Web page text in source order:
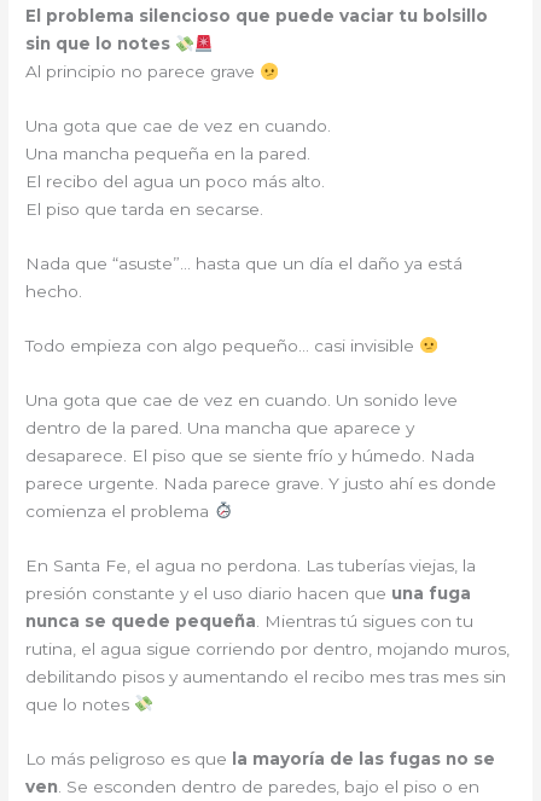
El problema silencioso que puede vaciar tu bolsillo
sin que lo notes
Al principio no parece grave
Una gota que cae de vez en cuando.
Una mancha pequeña en la pared.
El recibo del agua un poco más alto.
El piso que tarda en secarse.
Nada que “asuste”… hasta que un día el daño ya está
hecho.
Todo empieza con algo pequeño… casi invisible
Una gota que cae de vez en cuando. Un sonido leve
dentro de la pared. Una mancha que aparece y
desaparece. El piso que se siente frío y húmedo. Nada
parece urgente. Nada parece grave. Y justo ahí es donde
comienza el problema
En Santa Fe, el agua no perdona. Las tuberías viejas, la
presión constante y el uso diario hacen que una fuga
nunca se quede pequeña . Mientras tú sigues con tu
rutina, el agua sigue corriendo por dentro, mojando muros,
debilitando pisos y aumentando el recibo mes tras mes sin
que lo notes
Lo más peligroso es que la mayoría de las fugas no se
ven . Se esconden dentro de paredes, bajo el piso o en